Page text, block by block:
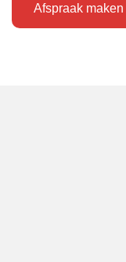
Afspraak maken